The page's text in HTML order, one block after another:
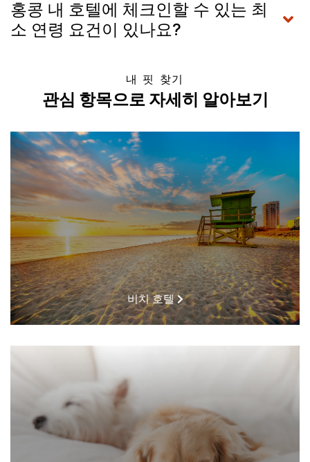
홍콩 내 호텔에 체크인할 수 있는 최
소 연령 요건이 있나요?
내 핏 찾기
관심 항목으로 자세히 알아보기
비치 호텔